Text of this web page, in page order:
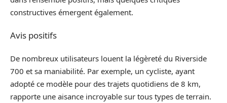
constructives émergent également.
Avis positifs
De nombreux utilisateurs louent la légèreté du Riverside
700 et sa maniabilité. Par exemple, un cycliste, ayant
adopté ce modèle pour des trajets quotidiens de 8 km,
rapporte une aisance incroyable sur tous types de terrain.